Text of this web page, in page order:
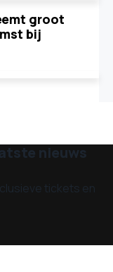
groot
bij
nieuws
tickets en